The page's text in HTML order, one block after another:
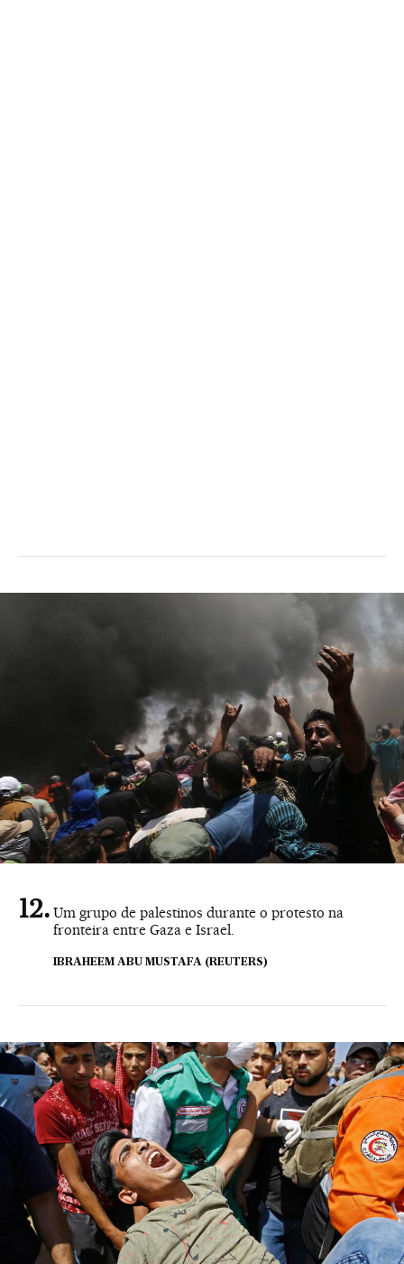
Um grupo de palestinos durante o protesto na
fronteira entre Gaza e Israel.
IBRAHEEM ABU MUSTAFA (REUTERS)